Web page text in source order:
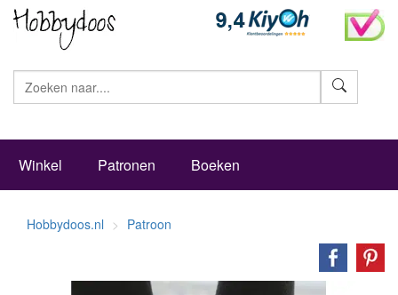
Winkel Patronen Boeken
Hobbydoos.nl Patroon